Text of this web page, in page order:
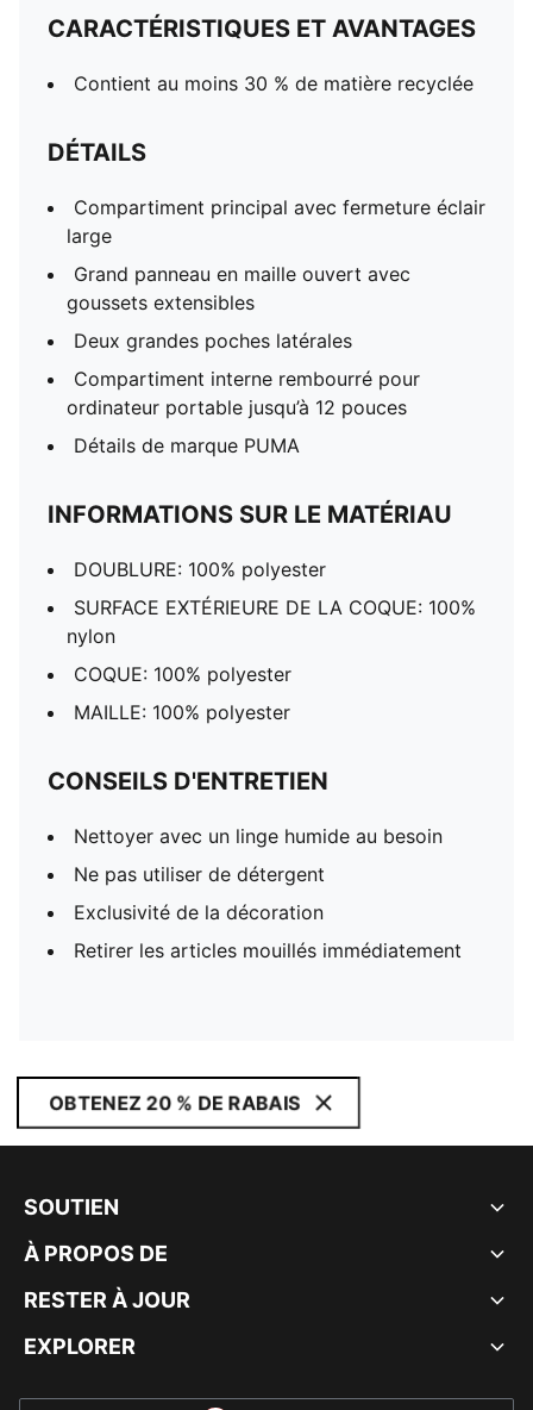
CARACTÉRISTIQUES ET AVANTAGES
Contient au moins 30 % de matière recyclée
DÉTAILS
Compartiment principal avec fermeture éclair
large
Grand panneau en maille ouvert avec
goussets extensibles
Deux grandes poches latérales
Compartiment interne rembourré pour
ordinateur portable jusqu’à 12 pouces
Détails de marque PUMA
INFORMATIONS SUR LE MATÉRIAU
DOUBLURE: 100% polyester
SURFACE EXTÉRIEURE DE LA COQUE: 100%
nylon
COQUE: 100% polyester
MAILLE: 100% polyester
CONSEILS D'ENTRETIEN
Nettoyer avec un linge humide au besoin
Ne pas utiliser de détergent
Exclusivité de la décoration
Retirer les articles mouillés immédiatement
OBTENEZ 20 % DE RABAIS
SOUTIEN
À PROPOS DE
RESTER À JOUR
EXPLORER